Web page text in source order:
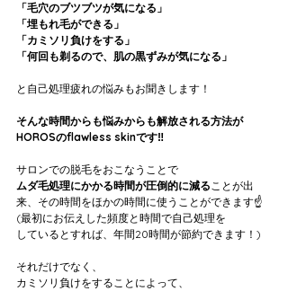
「毛穴のブツブツが気になる」
「埋もれ毛ができる」
「カミソリ負けをする」
「何回も剃るので、肌の黒ずみが気になる」
と自己処理疲れの悩みもお聞きします！
そんな時間からも悩みからも解放される方法が
HOROSのflawless skinです‼️
サロンでの脱毛をおこなうことで
ムダ毛処理にかかる時間が圧倒的に減ることが出
来、その時間をほかの時間に使うことができます☝️
(最初にお伝えした頻度と時間で自己処理を
しているとすれば、年間20時間が節約できます！)
それだけでなく、
カミソリ負けをすることによって、